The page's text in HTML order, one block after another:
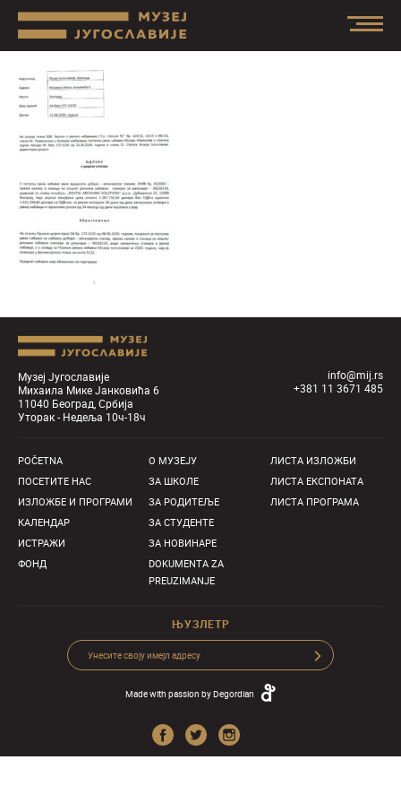
Музеј Југославије
Михаила Мике Јанковића 6
11040 Београд, Србија
Уторак - Недеља 10ч-18ч
info@mij.rs
+381 11 3671 485
POČETNA
ПОСЕТИТЕ НАС
ИЗЛОЖБЕ И ПРОГРАМИ
КАЛЕНДАР
ИСТРАЖИ
ФОНД
О MУЗЕЈУ
ЗА ШКОЛЕ
ЗА РОДИТЕЉЕ
ЗА СТУДЕНТЕ
ЗА НОВИНАРЕ
DOKUMENTA ZA
PREUZIMANJE
ЛИСТА ИЗЛОЖБИ
ЛИСТА ЕКСПОНАТА
ЛИСТА ПРОГРАМА
ЊУЗЛЕТР
Made with passion byDegordian